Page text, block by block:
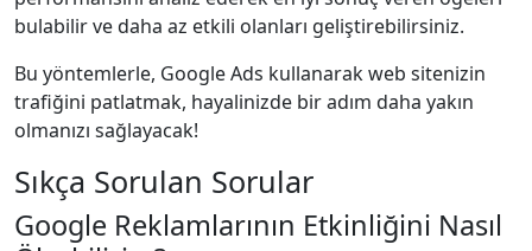
bulabilir ve daha az etkili olanları geliştirebilirsiniz.
Bu yöntemlerle, Google Ads kullanarak web sitenizin
trafiğini patlatmak, hayalinizde bir adım daha yakın
olmanızı sağlayacak!
Sıkça Sorulan Sorular
Google Reklamlarının Etkinliğini Nasıl